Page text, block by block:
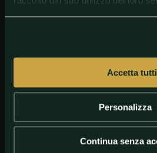
Accetta tutti
Personalizza
Continua senza